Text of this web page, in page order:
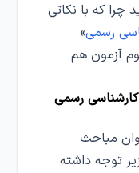
چرا که با نکاتی
رسمی»
آزمون هم
رسمی
مباحث
توجه داشته